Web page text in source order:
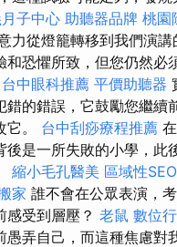
子中心 助聽器品牌 桃園
力從燈籠轉移到我們演
恐懼所致，但您仍然必
台中眼科推薦 平價助聽器
錯的錯誤，它鼓勵您繼續
它。 台中刮痧療程推薦
後是一所失敗的小學，此
縮小毛孔醫美 區域性
家 誰不會在公眾表演，
感受到層壓？ 老鼠 數位
愚弄自己，而這種焦慮對